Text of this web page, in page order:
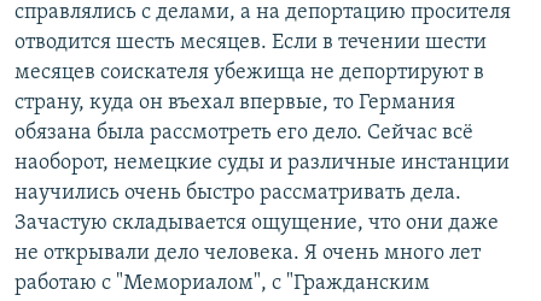
справлялись с делами, а на депортацию просителя
отводится шесть месяцев. Если в течении шести
месяцев соискателя убежища не депортируют в
страну, куда он въехал впервые, то Германия
обязана была рассмотреть его дело. Сейчас всё
наоборот, немецкие суды и различные инстанции
научились очень быстро рассматривать дела.
Зачастую складывается ощущение, что они даже
не открывали дело человека. Я очень много лет
работаю с "Мемориалом", с "Гражданским